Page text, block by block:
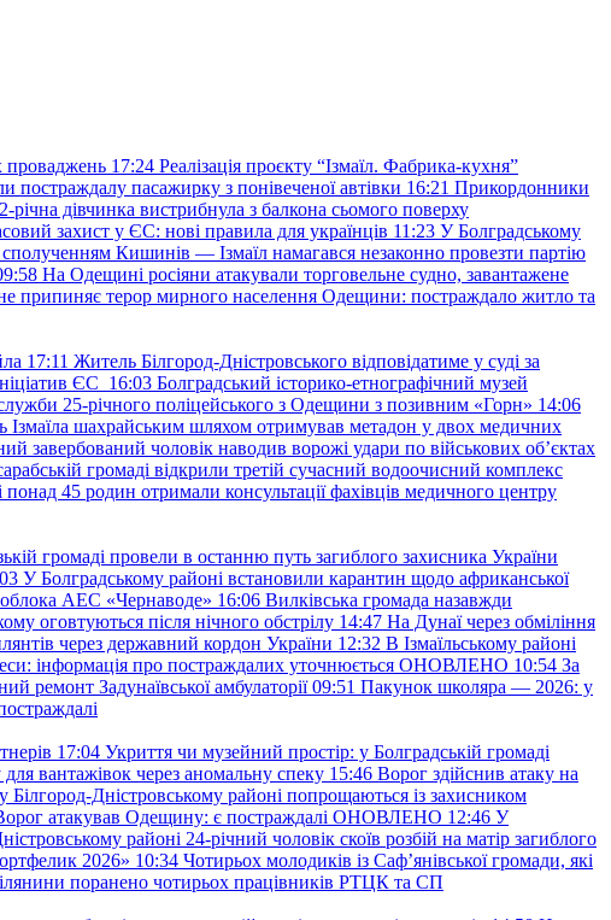
проваджень 17:24 Реалізація проєкту “Ізмаїл. Фабрика-кухня”
постраждалу пасажирку з понівеченої автівки 16:21 Прикордонники
дівчинка вистрибнула з балкона сьомого поверху
захист у ЄС: нові правила для українців 11:23 У Болградському
Кишинів — Ізмаїл намагався незаконно провезти партію
На Одещині росіяни атакували торговельне судно, завантажене
припиняє терор мирного населення Одещини: постраждало житло та
17:11 Житель Білгород-Дністровського відповідатиме у суді за
ЄС 16:03 Болградський історико-етнографічний музей
служби 25-річного поліцейського з Одещини з позивним «Горн» 14:06
Ізмаїла шахрайським шляхом отримував метадон у двох медичних
завербований чоловік наводив ворожі удари по військових обʼєктах
громаді відкрили третій сучасний водоочисний комплекс
понад 45 родин отримали консультації фахівців медичного центру
громаді провели в останню путь загиблого захисника України
У Болградському районі встановили карантин щодо африканської
АЕС «Чернаводе» 16:06 Вилківська громада назавжди
оговтуються після нічного обстрілу 14:47 На Дунаї через обміління
через державний кордон України 12:32 В Ізмаїльському районі
інформація про постраждалих уточнюється ОНОВЛЕНО 10:54 За
ремонт Задунаївської амбулаторії 09:51 Пакунок школяра — 2026: у
17:04 Укриття чи музейний простір: у Болградській громаді
вантажівок через аномальну спеку 15:46 Ворог здійснив атаку на
Білгород-Дністровському районі попрощаються із захисником
атакував Одещину: є постраждалі ОНОВЛЕНО 12:46 У
районі 24-річний чоловік скоїв розбій на матір загиблого
2026» 10:34 Чотирьох молодиків із Саф’янівської громади, які
поранено чотирьох працівників РТЦК та СП